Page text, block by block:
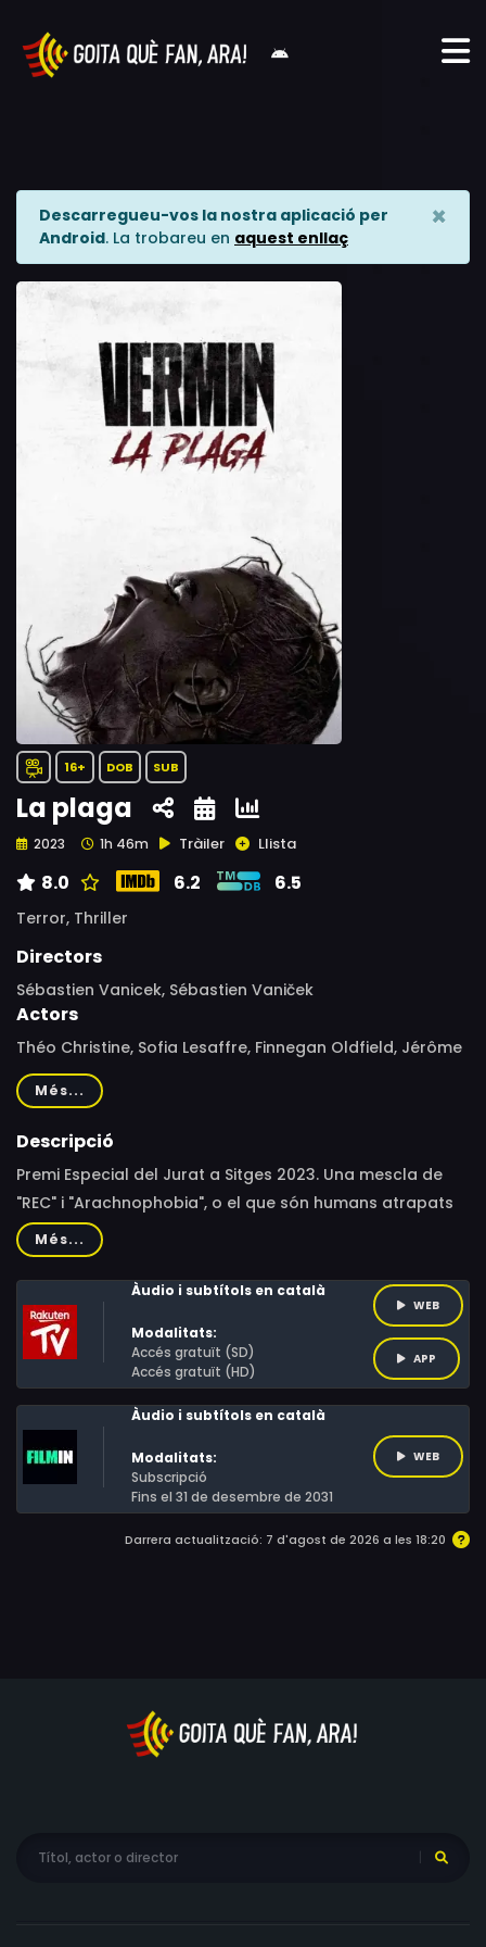
Descarregueu-vos la nostra aplicació per
Android. La trobareu en aquest enllaç
×
16+ DOB SUB
La plaga
2023 1h 46m Tràiler Llista
8.0 6.2 6.5
Terror, Thriller
Directors
Sébastien Vanicek, Sébastien Vaniček
Actors
Théo Christine, Sofia Lesaffre, Finnegan Oldfield, Jérôme
Niel, Lisa Nyarko, Marie-Philomène Nga, Mahamadou
Sangaré, Emmanuel Bonami, Abdellah Moundy, Xing Xing
Cheng, Malik Amraoui, Ike Zacsongo-Joseph, Samir Nait,
Daoues, Christine Kay, Stéphane Malassenet, Aicha
Ameddah
Més...
Descripció
Premi Especial del Jurat a Sitges 2023. Una mescla de
"REC" i "Arachnophobia", o el que són humans atrapats
en un espai amb animals mortals.Els habitants d'un bloc
d'apartaments parisenc es veuen implicats en una
batalla per la supervivència després que un resident,
sense saber-ho, deixa escapar una aranya verinosa i les
autoritats tanquen l'edifici.
Més...
Àudio i subtítols en català
Modalitats:
Accés gratuït (SD)
Accés gratuït (HD)
WEB
APP
Àudio i subtítols en català
Modalitats:
Subscripció
Fins el 31 de desembre de 2031
WEB
Darrera actualització: 7 d'agost de 2026 a les 18:20